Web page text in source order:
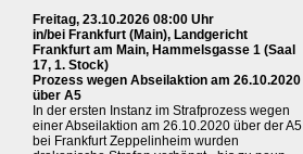
Freitag, 23.10.2026 08:00 Uhr
in/bei Frankfurt (Main), Landgericht
Frankfurt am Main, Hammelsgasse 1 (Saal
17, 1. Stock)
Prozess wegen Abseilaktion am 26.10.2020
über A5
In der ersten Instanz im Strafprozess wegen
einer Abseilaktion am 26.10.2020 über der A5
bei Frankfurt Zeppelinheim wurden